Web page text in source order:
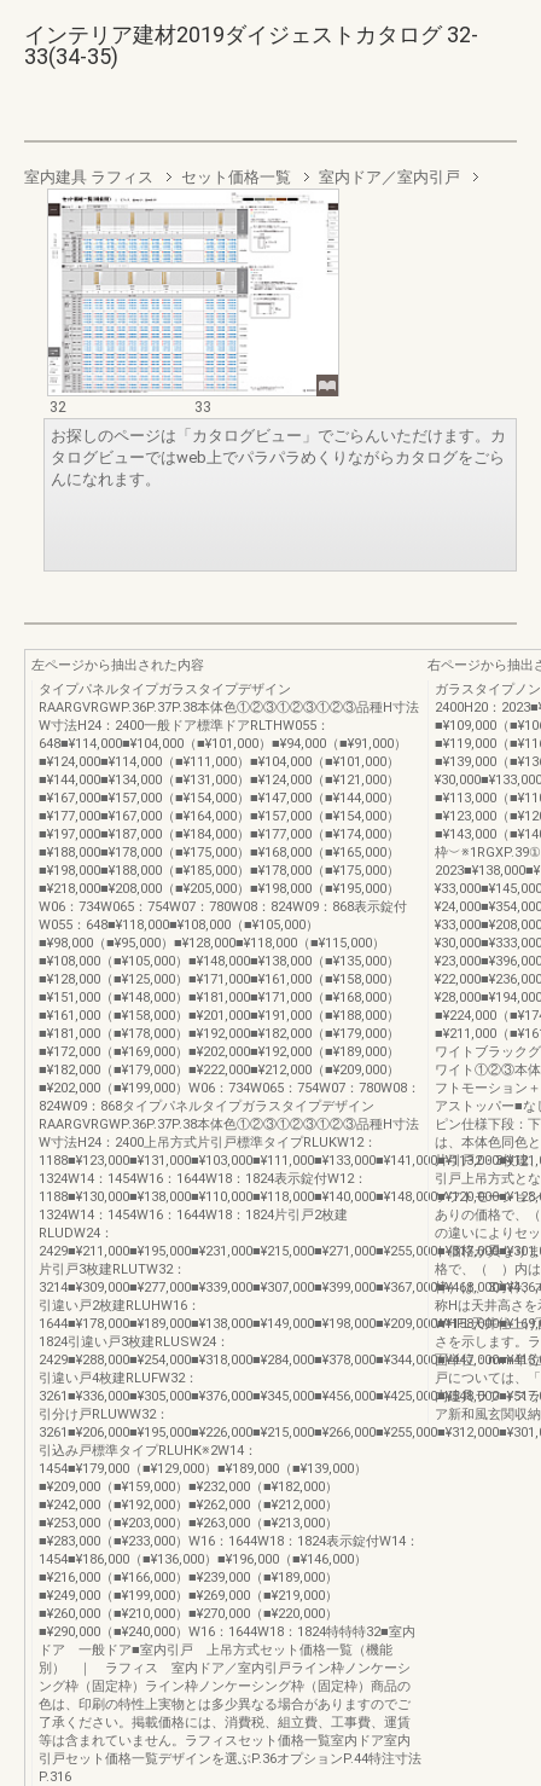
インテリア建材2019ダイジェストカタログ 32-
33(34-35)
室内建具 ラフィス セット価格一覧 室内ドア／室内引戸
32
33
お探しのページは「カタログビュー」でごらんいただけます。カ
タログビューではweb上でパラパラめくりながらカタログをごら
んになれます。
左ページから抽出された内容
タイプパネルタイプガラスタイプデザイン
RAARGVRGWP.36P.37P.38本体色①②③①②③①②③品種H寸法
W寸法H24：2400一般ドア標準ドアRLTHW055：
648■¥114,000■¥104,000（■¥101,000）■¥94,000（■¥91,000）
■¥124,000■¥114,000（■¥111,000）■¥104,000（■¥101,000）
■¥144,000■¥134,000（■¥131,000）■¥124,000（■¥121,000）
■¥167,000■¥157,000（■¥154,000）■¥147,000（■¥144,000）
■¥177,000■¥167,000（■¥164,000）■¥157,000（■¥154,000）
■¥197,000■¥187,000（■¥184,000）■¥177,000（■¥174,000）
■¥188,000■¥178,000（■¥175,000）■¥168,000（■¥165,000）
■¥198,000■¥188,000（■¥185,000）■¥178,000（■¥175,000）
■¥218,000■¥208,000（■¥205,000）■¥198,000（■¥195,000）
W06：734W065：754W07：780W08：824W09：868表示錠付
W055：648■¥118,000■¥108,000（■¥105,000）
■¥98,000（■¥95,000）■¥128,000■¥118,000（■¥115,000）
■¥108,000（■¥105,000）■¥148,000■¥138,000（■¥135,000）
■¥128,000（■¥125,000）■¥171,000■¥161,000（■¥158,000）
■¥151,000（■¥148,000）■¥181,000■¥171,000（■¥168,000）
■¥161,000（■¥158,000）■¥201,000■¥191,000（■¥188,000）
■¥181,000（■¥178,000）■¥192,000■¥182,000（■¥179,000）
■¥172,000（■¥169,000）■¥202,000■¥192,000（■¥189,000）
■¥182,000（■¥179,000）■¥222,000■¥212,000（■¥209,000）
■¥202,000（■¥199,000）W06：734W065：754W07：780W08：
824W09：868タイプパネルタイプガラスタイプデザイン
RAARGVRGWP.36P.37P.38本体色①②③①②③①②③品種H寸法
W寸法H24：2400上吊方式片引戸標準タイプRLUKW12：
1324W14：1454W16：1644W18：1824表示錠付W12：
1324W14：1454W16：1644W18：1824片引戸2枚建
RLUDW24：
片引戸3枚建RLUTW32：
引違い戸2枚建RLUHW16：
1824引違い戸3枚建RLUSW24：
引違い戸4枚建RLUFW32：
引分け戸RLUWW32：
引込み戸標準タイプRLUHK※2W14：
1454■¥179,000（■¥129,000）■¥189,000（■¥139,000）
■¥209,000（■¥159,000）■¥232,000（■¥182,000）
■¥242,000（■¥192,000）■¥262,000（■¥212,000）
■¥253,000（■¥203,000）■¥263,000（■¥213,000）
■¥283,000（■¥233,000）W16：1644W18：1824表示錠付W14：
1454■¥186,000（■¥136,000）■¥196,000（■¥146,000）
■¥216,000（■¥166,000）■¥239,000（■¥189,000）
■¥249,000（■¥199,000）■¥269,000（■¥219,000）
■¥260,000（■¥210,000）■¥270,000（■¥220,000）
■¥290,000（■¥240,000）W16：1644W18：1824特特特32■室内
ドア 一般ドア■室内引戸 上吊方式セット価格一覧（機能
別） ｜ ラフィス 室内ドア／室内引戸ライン枠ノンケーシ
ング枠（固定枠）ライン枠ノンケーシング枠（固定枠）商品の
色は、印刷の特性上実物とは多少異なる場合がありますのでご
了承ください。掲載価格には、消費税、組立費、工事費、運賃
等は含まれていません。ラフィスセット価格一覧室内ドア室内
引戸セット価格一覧デザインを選ぶP.36オプションP.44特注寸法
P.316
右ページから抽出
ガラスタイプノ
2400H20：
■¥109,000（
■¥119,000（
■¥139,000（
■¥113,000（
■¥123,000（
■¥143,000（
枠
■¥224,000（
■¥211,000（
ワイトブラック
ワイト①②③本体
フトモーション
アストッパー■
ピン仕様下段：
は、本体色同色
片引戸2・3枚建
引戸上吊方式と
ソフトモーショ
ありの価格で、
の違いによりセ
ト価格が異なり
格で、（ ）内は
枠）は、3方枠、
称Hは天井高さ
WHFL天井仕上
さを示します。
面単位：mm単
戸については、
内建具ラフィス
ア新和風玄関収